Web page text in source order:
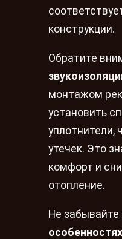
конструкции.
Обратите
монтажом
установить
уплотнители,
утечек. Это
комфорт и
отопление.
Не забывайте